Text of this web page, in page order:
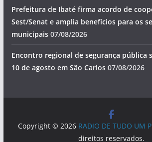
Prefeitura de Ibaté firma acordo de
Sest/Senat e amplia benefícios para os
municipais 07/08/2026
Encontro regional de segurança pública
10 de agosto em São Carlos 07/08/2026
Copyright © 2026 RADIO DE TUDO UM
direitos reservados.